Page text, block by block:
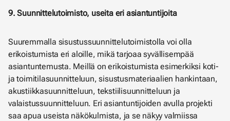
9. Suunnittelutoimisto, useita eri asiantuntijoita
Suuremmalla sisustussuunnittelutoimistolla voi olla
erikoistumista eri aloille, mikä tarjoaa syvällisempää
asiantuntemusta. Meillä on erikoistumista esimerkiksi koti-
ja toimitilasuunnitteluun, sisustusmateriaalien hankintaan,
akustiikkasuunnitteluun, tekstiilisuunnitteluun ja
valaistussuunnitteluun. Eri asiantuntijoiden avulla projekti
saa apua useista näkökulmista, ja se näkyy valmiissa